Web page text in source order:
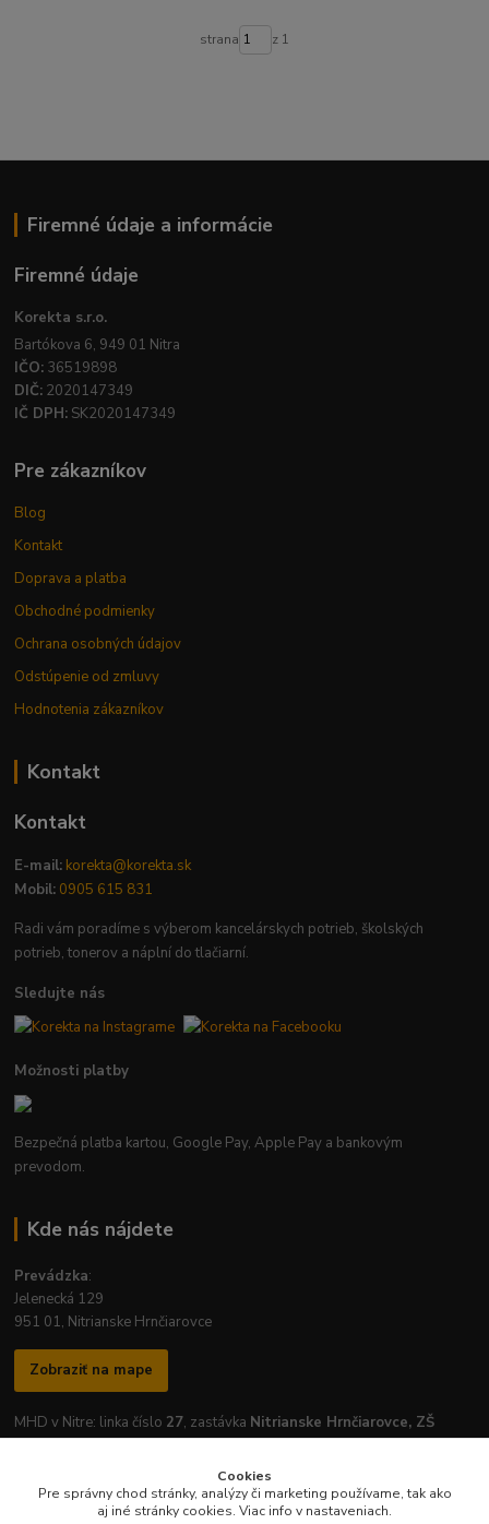
strana z 1
Firemné údaje a informácie
Firemné údaje
Korekta s.r.o.
Bartókova 6, 949 01 Nitra
IČO: 36519898
DIČ: 2020147349
IČ DPH: SK2020147349
Pre zákazníkov
Blog
Kontakt
Doprava a platba
Obchodné podmienky
Ochrana osobných údajov
Odstúpenie od zmluvy
Hodnotenia zákazníkov
Kontakt
Kontakt
E-mail: korekta@korekta.sk
Mobil: 0905 615 831
Radi vám poradíme s výberom kancelárskych potrieb, školských
potrieb, tonerov a náplní do tlačiarní.
Sledujte nás
Možnosti platby
Bezpečná platba kartou, Google Pay, Apple Pay a bankovým
prevodom.
Kde nás nájdete
Prevádzka:
Jelenecká 129
951 01, Nitrianske Hrnčiarovce
Zobraziť na mape
MHD v Nitre: linka číslo 27, zastávka Nitrianske Hrnčiarovce, ZŠ
Cookies
Pre správny chod stránky, analýzy či marketing používame, tak ako
aj iné stránky cookies. Viac info v nastaveniach.